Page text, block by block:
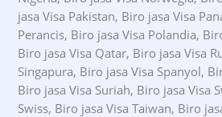
jasa Visa Pakistan, Biro jasa Visa
Perancis, Biro jasa Visa Polandia,
Biro jasa Visa Qatar, Biro jasa Visa
Singapura, Biro jasa Visa Spanyol,
Biro jasa Visa Suriah, Biro jasa Visa
Swiss, Biro jasa Visa Taiwan, Biro